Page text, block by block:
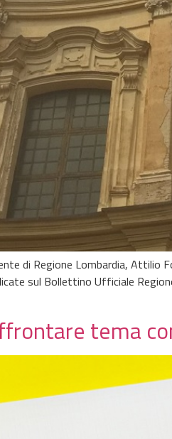
di Regione Lombardia, Attilio
sul Bollettino Ufficiale
tema